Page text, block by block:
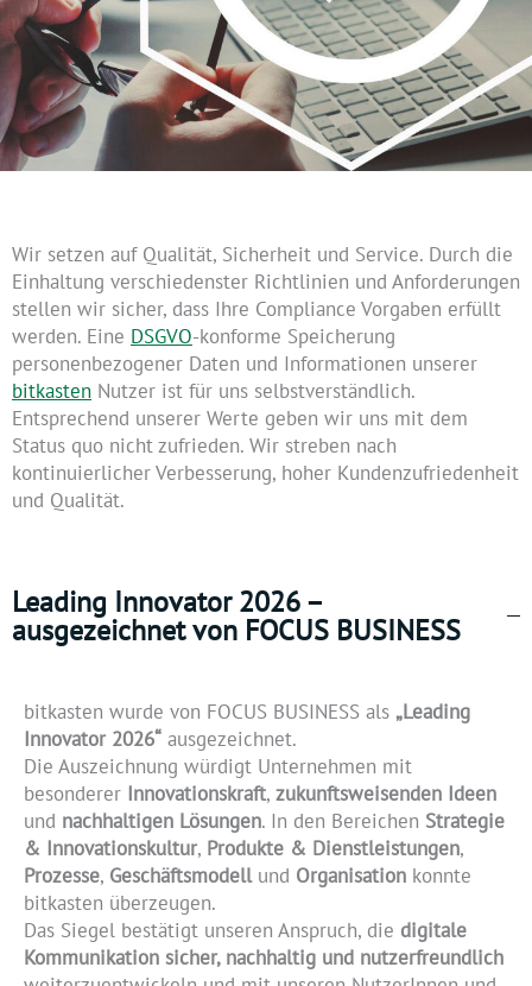
Wir setzen auf Qualität, Sicherheit und Service. Durch die
Einhaltung verschiedenster Richtlinien und Anforderungen
stellen wir sicher, dass Ihre Compliance Vorgaben erfüllt
werden. Eine DSGVO-konforme Speicherung
personenbezogener Daten und Informationen unserer
bitkasten Nutzer ist für uns selbstverständlich.
Entsprechend unserer Werte geben wir uns mit dem
Status quo nicht zufrieden. Wir streben nach
kontinuierlicher Verbesserung, hoher Kundenzufriedenheit
und Qualität.
Leading Innovator 2026 –
ausgezeichnet von FOCUS BUSINESS
bitkasten wurde von FOCUS BUSINESS als „Leading
Innovator 2026“ ausgezeichnet.
Die Auszeichnung würdigt Unternehmen mit
besonderer Innovationskraft, zukunftsweisenden Ideen
und nachhaltigen Lösungen. In den Bereichen Strategie
& Innovationskultur, Produkte & Dienstleistungen,
Prozesse, Geschäftsmodellund Organisation konnte
bitkasten überzeugen.
Das Siegel bestätigt unseren Anspruch, die digitale
Kommunikation sicher, nachhaltig und nutzerfreundlich